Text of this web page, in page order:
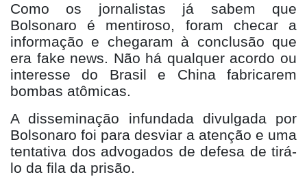
Como os jornalistas já sabem que
Bolsonaro é mentiroso, foram checar a
informação e chegaram à conclusão que
era fake news. Não há qualquer acordo ou
interesse do Brasil e China fabricarem
bombas atômicas.
A disseminação infundada divulgada por
Bolsonaro foi para desviar a atenção e uma
tentativa dos advogados de defesa de tirá-
lo da fila da prisão.